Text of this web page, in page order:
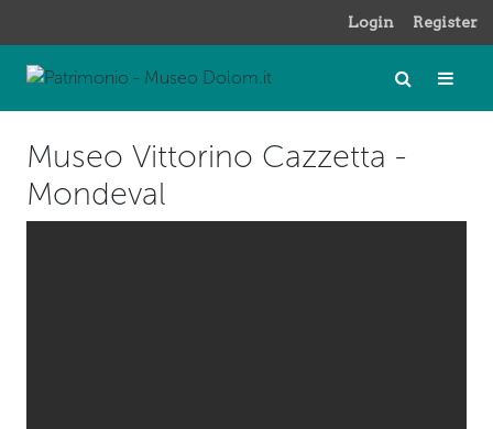
Login Register
Museo Vittorino Cazzetta -
Mondeval